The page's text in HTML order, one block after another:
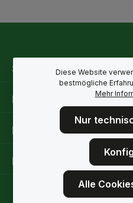
Service-Hotline
Rechtliche Hinweise
Informationen
Folge uns
Diese Website
bestmögliche
Mehr
Nur
Alle